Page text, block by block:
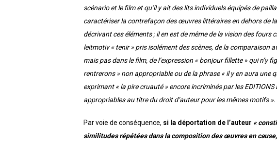
scénario et le film et qu’il y ait des lits individuels équipés de
caractériser la contrefaçon des œuvres littéraires en dehors de
décrivant ces éléments ; il en est de même de la vision des fours
leitmotiv « tenir » pris isolément des scènes, de la comparaison
mais pas dans le film, de l’expression « bonjour fillette » qui n’y
rentrerons » non appropriable ou de la phrase « il y en aura une
exprimant « la pire cruauté » encore incriminés par les
appropriables au titre du droit d’auteur pour les mêmes motifs ».
Par voie de conséquence, si la déportation de l’auteur «
similitudes répétées dans la composition des œuvres en